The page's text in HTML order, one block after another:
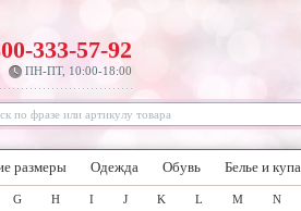
333-57-92
ПН-ПТ, 10:00-18:00
размеры Одежда Обувь Белье и
G H I J K L M N